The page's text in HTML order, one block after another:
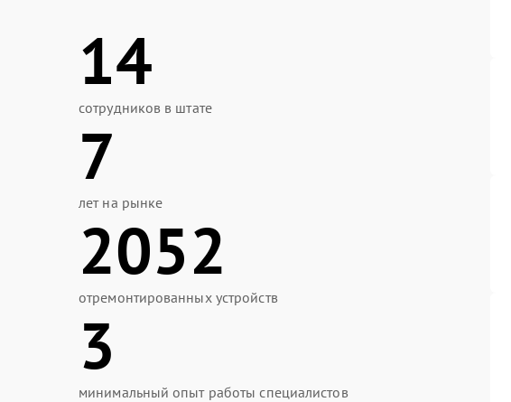
14
сотрудников в штате
7
лет на рынке
2052
отремонтированных устройств
3
минимальный опыт работы специалистов